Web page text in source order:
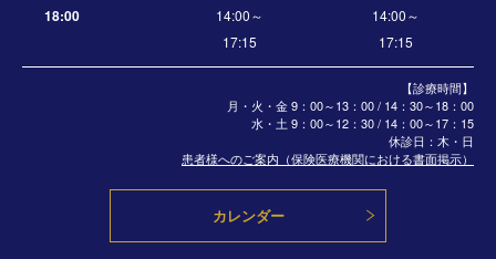
【診療時間】
月・火・金 9：00～13：00 / 14：30～18：00
水・土 9：00～12：30 / 14：00～17：15
休診日：木・日
患者様へのご案内（保険医療機関における書面掲示）
18:00
14:00～
17:15
14:00～
17:15
カレンダー